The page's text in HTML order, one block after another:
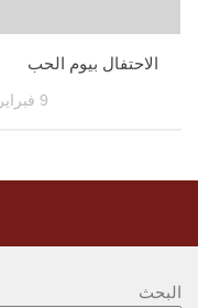
الاحتفال بيوم الحب
9 فبراير، 2013
البحث